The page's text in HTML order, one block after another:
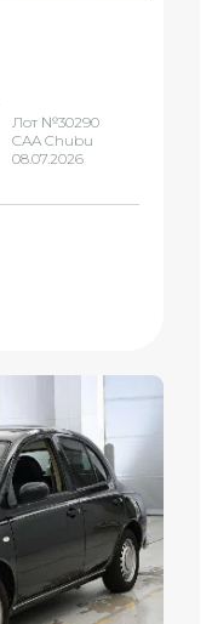
Лот №30290
CAA Chubu
08.07.2026